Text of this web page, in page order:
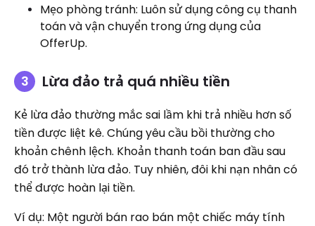
Mẹo phòng tránh: Luôn sử dụng công cụ thanh
toán và vận chuyển trong ứng dụng của
OfferUp.
Lừa đảo trả quá nhiều tiền
Kẻ lừa đảo thường mắc sai lầm khi trả nhiều hơn số
tiền được liệt kê. Chúng yêu cầu bồi thường cho
khoản chênh lệch. Khoản thanh toán ban đầu sau
đó trở thành lừa đảo. Tuy nhiên, đôi khi nạn nhân có
thể được hoàn lại tiền.
Ví dụ: Một người bán rao bán một chiếc máy tính